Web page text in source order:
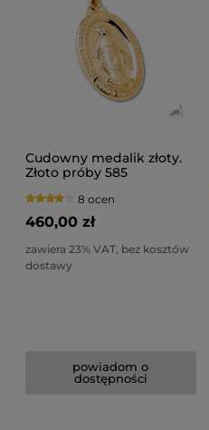
Cudowny medalik złoty.
Złoto próby 585
8 ocen
460,00 zł
zawiera 23% VAT, bez kosztów
dostawy
powiadom o
dostępności